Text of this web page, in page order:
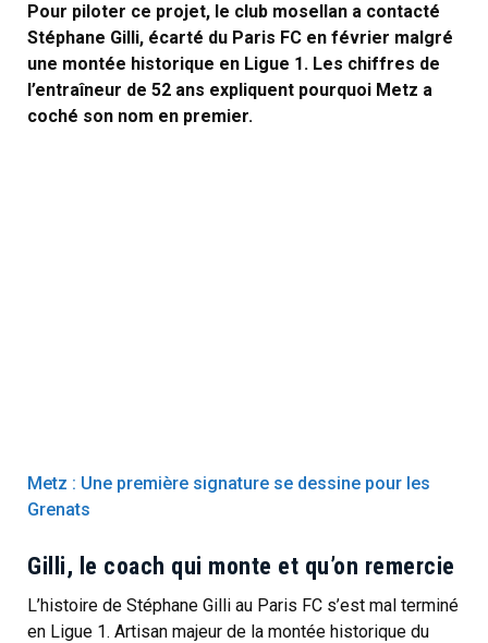
Pour piloter ce projet, le club mosellan a contacté
Stéphane Gilli, écarté du Paris FC en février malgré
une montée historique en Ligue 1. Les chiffres de
l’entraîneur de 52 ans expliquent pourquoi Metz a
coché son nom en premier.
Metz : Une première signature se dessine pour les
Grenats
Gilli, le coach qui monte et qu’on remercie
L’histoire de Stéphane Gilli au Paris FC s’est mal terminé
en Ligue 1. Artisan majeur de la montée historique du